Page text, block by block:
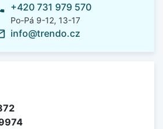
+420 731 979 570
Po-Pá 9-12, 13-17
info@trendo.cz